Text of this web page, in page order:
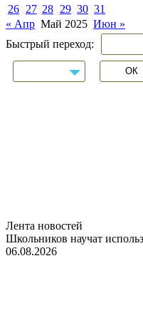
26 27 28 29 30 31
« Апр Май 2025 Июн »
Быстрый переход:
Лента новостей
Школьников научат
06.08.2026